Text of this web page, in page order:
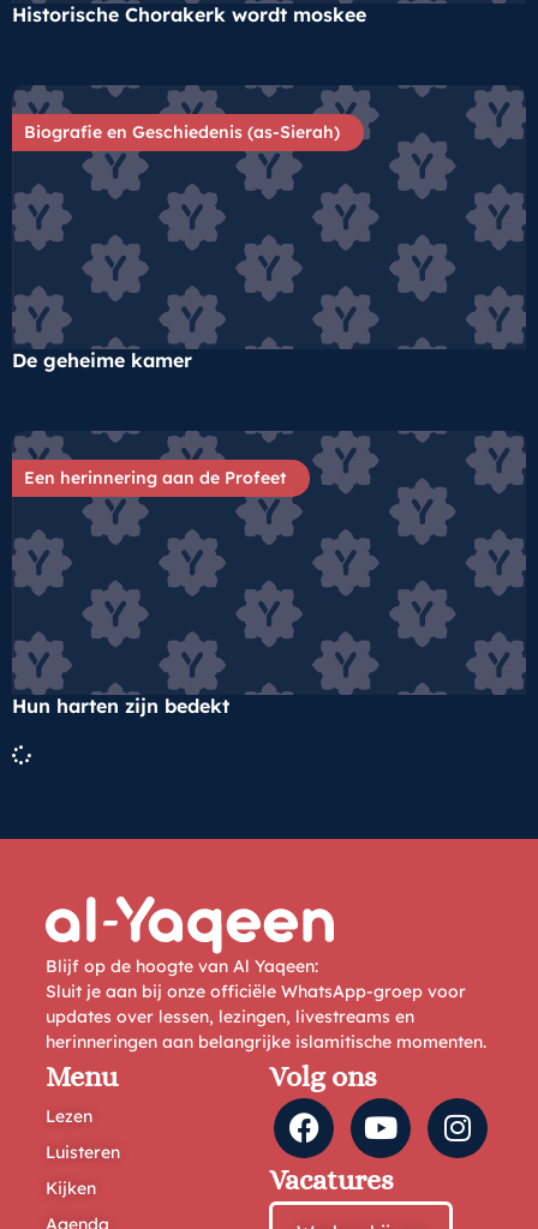
Historische Chorakerk wordt moskee
Biografie en Geschiedenis (as-Sierah)
De geheime kamer
Een herinnering aan de Profeet
Hun harten zijn bedekt
Blijf op de hoogte van Al Yaqeen:
Sluit je aan bij onze officiële WhatsApp-groep voor
updates over lessen, lezingen, livestreams en
herinneringen aan belangrijke islamitische momenten.
Menu
Lezen
Luisteren
Kijken
Agenda
Volg ons
Vacatures